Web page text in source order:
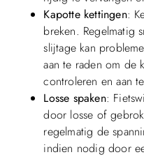
Kapotte kettingen:
breken. Regelmatig
slijtage kan
aan te raden om de
controleren en aan
Losse spaken:
door losse of
regelmatig de
indien nodig door